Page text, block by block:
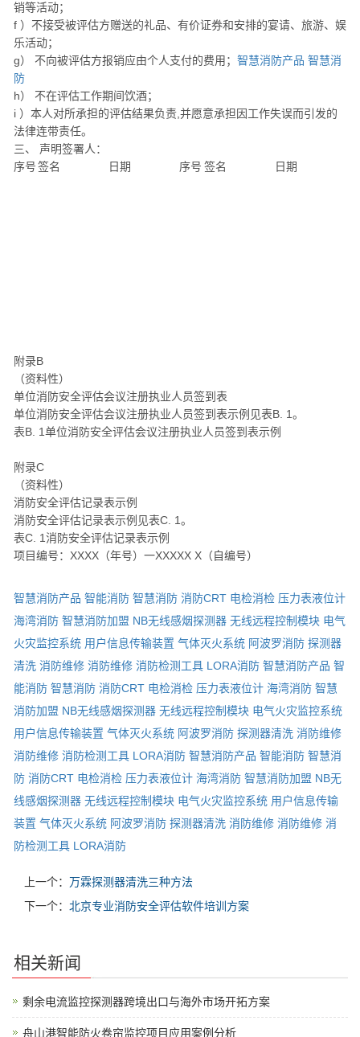
销等活动；
f ）不接受被评估方赠送的礼品、有价证券和安排的宴请、旅游、娱
乐活动；
g） 不向被评估方报销应由个人支付的费用； 智慧消防产品 智慧消
防
h） 不在评估工作期间饮酒；
i ）本人对所承担的评估结果负责,并愿意承担因工作失误而引发的
法律连带责任。
三、 声明签署人：
序号签名 日期 序号 签名 日期
附录B
（资料性）
单位消防安全评估会议注册执业人员签到表
单位消防安全评估会议注册执业人员签到表示例见表B. 1。
表B. 1单位消防安全评估会议注册执业人员签到表示例
附录C
（资料性）
消防安全评估记录表示例
消防安全评估记录表示例见表C. 1。
表C. 1消防安全评估记录表示例
项目编号：XXXX（年号）一XXXXX X（自编号）
智慧消防产品 智能消防 智慧消防 消防CRT 电检消检 压力表液位计
海湾消防 智慧消防加盟 NB无线感烟探测器 无线远程控制模块 电气
火灾监控系统 用户信息传输装置 气体灭火系统 阿波罗消防 探测器
清洗 消防维修 消防维修 消防检测工具 LORA消防 智慧消防产品 智
能消防 智慧消防 消防CRT 电检消检 压力表液位计 海湾消防 智慧
消防加盟 NB无线感烟探测器 无线远程控制模块 电气火灾监控系统
用户信息传输装置 气体灭火系统 阿波罗消防 探测器清洗 消防维修
消防维修 消防检测工具 LORA消防 智慧消防产品 智能消防 智慧消
防 消防CRT 电检消检 压力表液位计 海湾消防 智慧消防加盟 NB无
线感烟探测器 无线远程控制模块 电气火灾监控系统 用户信息传输
装置 气体灭火系统 阿波罗消防 探测器清洗 消防维修 消防维修 消
防检测工具 LORA消防
上一个： 万霖探测器清洗三种方法
下一个： 北京专业消防安全评估软件培训方案
相关新闻
剩余电流监控探测器跨境出口与海外市场开拓方案
舟山港智能防火卷帘监控项目应用案例分析